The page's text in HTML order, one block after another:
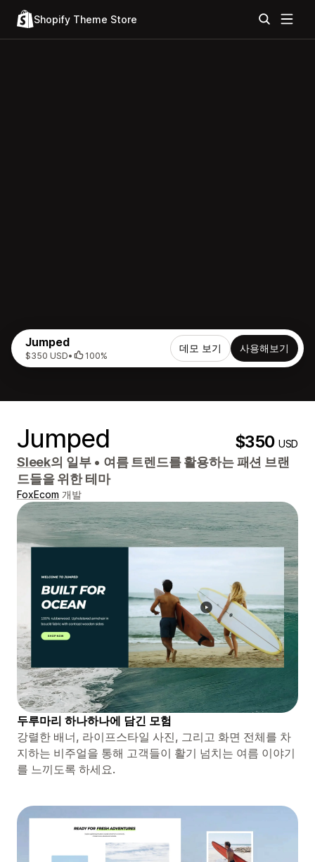
Shopify Theme Store
Jumped
$350 USD• 100%
데모 보기 사용해보기
Jumped $350USD
Sleek의 일부 • 여름 트렌드를 활용하는 패션 브랜
드들을 위한 테마
FoxEcom 개발
두루마리 하나하나에 담긴 모험
강렬한 배너, 라이프스타일 사진, 그리고 화면 전체를 차
지하는 비주얼을 통해 고객들이 활기 넘치는 여름 이야기
를 느끼도록 하세요.